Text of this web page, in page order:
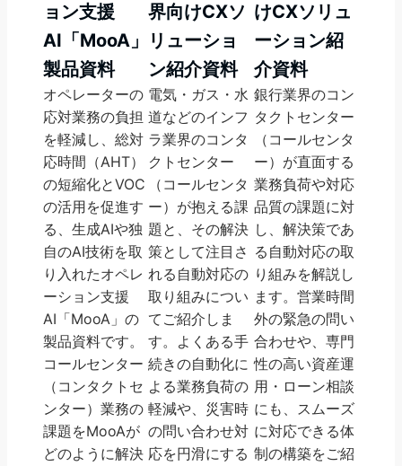
ョン支援
AI「MooA」
製品資料
オペレーターの
応対業務の負担
を軽減し、総対
応時間（AHT）
の短縮化とVOC
の活用を促進す
る、生成AIや独
自のAI技術を取
り入れたオペレ
ーション支援
AI「MooA」の
製品資料です。
コールセンター
（コンタクトセ
ンター）業務の
課題をMooAが
どのように解決
界向けCXソ
リューショ
ン紹介資料
電気・ガス・水
道などのインフ
ラ業界のコンタ
クトセンター
（コールセンタ
ー）が抱える課
題と、その解決
策として注目さ
れる自動対応の
取り組みについ
てご紹介しま
す。よくある手
続きの自動化に
よる業務負荷の
軽減や、災害時
の問い合わせ対
応を円滑にする
けCXソリュ
ーション紹
介資料
銀行業界のコン
タクトセンター
（コールセンタ
ー）が直面する
業務負荷や対応
品質の課題に対
し、解決策であ
る自動対応の取
り組みを解説し
ます。営業時間
外の緊急の問い
合わせや、専門
性の高い資産運
用・ローン相談
にも、スムーズ
に対応できる体
制の構築をご紹